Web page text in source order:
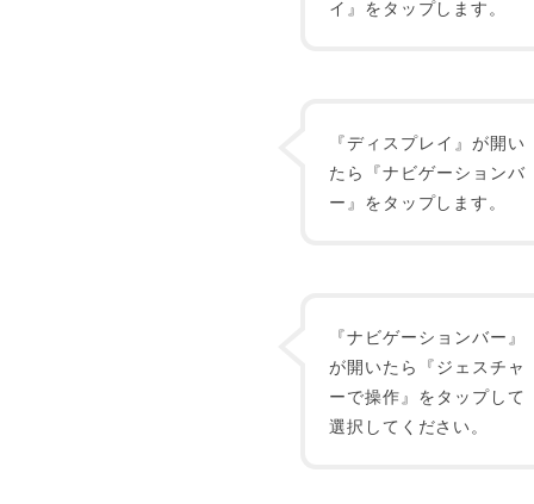
イ』をタップします。
『ディスプレイ』が開い
たら『ナビゲーションバ
ー』をタップします。
『ナビゲーションバー』
が開いたら『ジェスチャ
ーで操作』をタップして
選択してください。